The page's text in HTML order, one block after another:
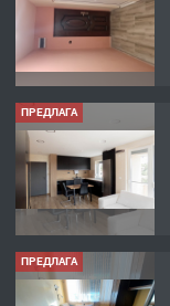
ПРЕДЛАГА
ПРЕДЛАГА